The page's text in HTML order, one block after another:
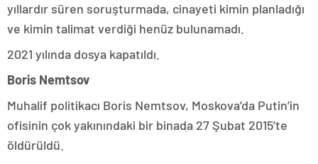
yıllardır süren soruşturmada, cinayeti kimin planladığı
ve kimin talimat verdiği henüz bulunamadı.
2021 yılında dosya kapatıldı.
Boris Nemtsov
Muhalif politikacı Boris Nemtsov, Moskova’da Putin’in
ofisinin çok yakınındaki bir binada 27 Şubat 2015’te
öldürüldü.